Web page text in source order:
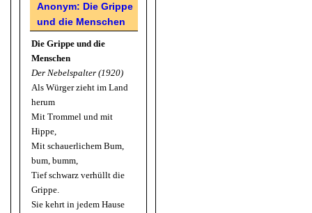
Anonym: Die Grippe
und die Menschen
Die Grippe und die
Menschen
Der Nebelspalter (1920)
Als Würger zieht im Land
herum
Mit Trommel und mit
Hippe,
Mit schauerlichem Bum,
bum, bumm,
Tief schwarz verhüllt die
Grippe.
Sie kehrt in jedem Hause